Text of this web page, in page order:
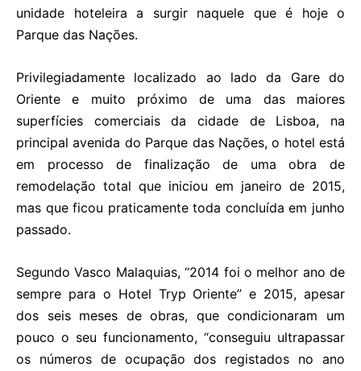
unidade hoteleira a surgir naquele que é hoje o
Parque das Nações.
Privilegiadamente localizado ao lado da Gare do
Oriente e muito próximo de uma das maiores
superfícies comerciais da cidade de Lisboa, na
principal avenida do Parque das Nações, o hotel está
em processo de finalização de uma obra de
remodelação total que iniciou em janeiro de 2015,
mas que ficou praticamente toda concluída em junho
passado.
Segundo Vasco Malaquias, “2014 foi o melhor ano de
sempre para o Hotel Tryp Oriente” e 2015, apesar
dos seis meses de obras, que condicionaram um
pouco o seu funcionamento, “conseguiu ultrapassar
os números de ocupação dos registados no ano